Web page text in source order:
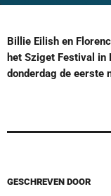
Billie Eilish en
het Sziget Festival in
donderdag de eerste
GESCHREVEN DOOR